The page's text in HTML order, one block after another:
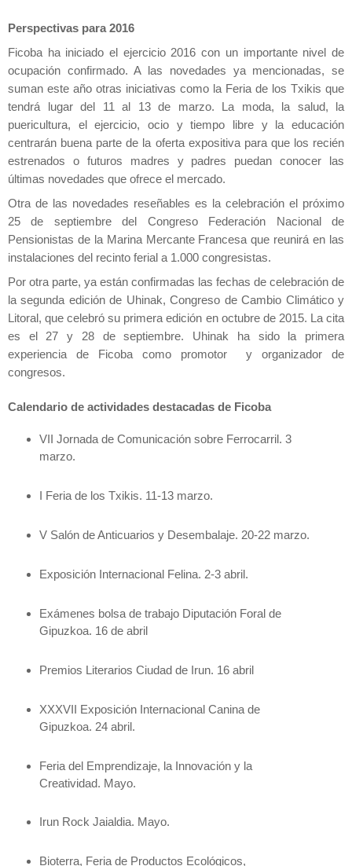
Perspectivas para 2016
Ficoba ha iniciado el ejercicio 2016 con un importante nivel de
ocupación confirmado. A las novedades ya mencionadas, se
suman este año otras iniciativas como la Feria de los Txikis que
tendrá lugar del 11 al 13 de marzo.
La moda, la salud, la
puericultura, el ejercicio, ocio y tiempo libre y la educación
centrarán buena parte de la oferta expositiva para que los recién
estrenados o futuros madres y padres puedan conocer las
últimas novedades que ofrece el mercado.
Otra de las novedades reseñables es la celebración el próximo
25 de septiembre del Congreso Federación Nacional de
Pensionistas de la MarinaMercanteFrancesa que reunirá en las
instalaciones del recinto ferial a 1.000 congresistas.
Por otra parte, ya están confirmadas las fechas de celebración de
la segunda edición de Uhinak, Congreso de Cambio Climático y
Litoral, que celebró su primera edición en octubre de 2015. La cita
es el 27 y 28 de septiembre. Uhinak ha sido la primera
experiencia de Ficoba como promotor y organizador de
congresos.
Calendario de actividades destacadas de Ficoba
VII Jornada de Comunicación sobre Ferrocarril. 3
marzo.
I Feria de los Txikis. 11-13 marzo.
V Salón de Anticuarios y Desembalaje. 20-22 marzo.
Exposición Internacional Felina. 2-3 abril.
Exámenes bolsa de trabajo Diputación Foral de
Gipuzkoa. 16 de abril
Premios Literarios Ciudad de Irun. 16 abril
XXXVII Exposición Internacional Canina de
Gipuzkoa. 24 abril.
Feria del Emprendizaje, la Innovacióny la
Creatividad. Mayo.
Irun Rock Jaialdia. Mayo.
Bioterra, Feria de Productos Ecológicos,